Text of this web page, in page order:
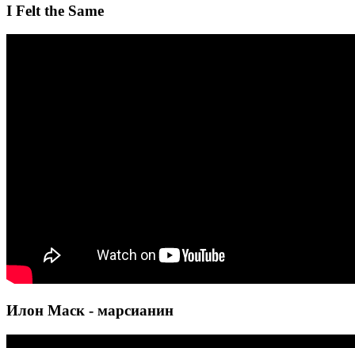
I Felt the Same
Илон Маск - марсианин